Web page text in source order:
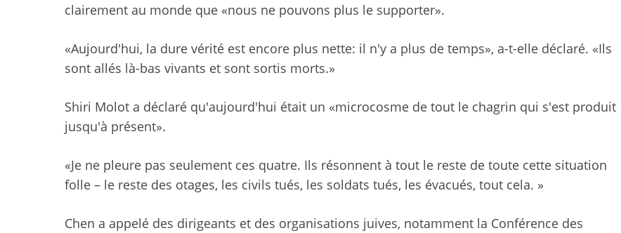
clairement au monde que «nous ne pouvons plus le supporter».
«Aujourd'hui, la dure vérité est encore plus nette: il n'y a plus de temps», a-t-elle déclaré. «Ils
sont allés là-bas vivants et sont sortis morts.»
Shiri Molot a déclaré qu'aujourd'hui était un «microcosme de tout le chagrin qui s'est produit
jusqu'à présent».
«Je ne pleure pas seulement ces quatre. Ils résonnent à tout le reste de toute cette situation
folle – le reste des otages, les civils tués, les soldats tués, les évacués, tout cela. »
Chen a appelé des dirigeants et des organisations juives, notamment la Conférence des